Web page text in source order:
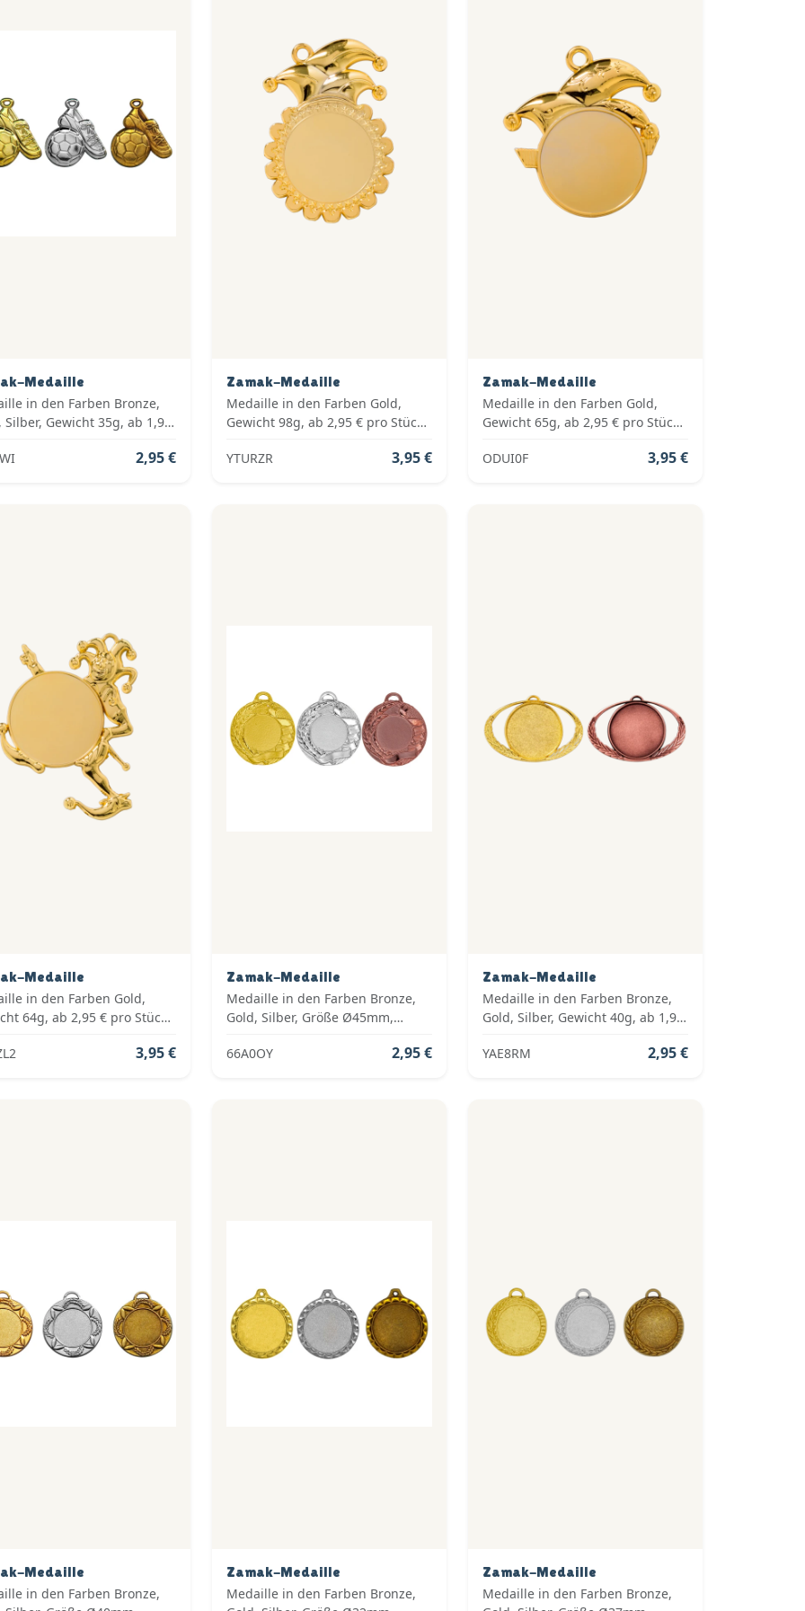
Medaille
in den Farben Bronze,
Silber, Gewicht 35g, ab 1,95
und fertig2,95 €
Zamak-Medaille
Medaille in den Farben Gold,
Gewicht 98g, ab 2,95 € pro Stück
Standardemblem und fertig
YTURZR 3,95 €
Zamak-Medaille
Medaille in den Farben Gold,
Gewicht 65g, ab 2,95 € pro Stück
Standardemblem und fertig
ODUI0F 3,95 €
Medaille
in den Farben Gold,
64g, ab 2,95 € pro Stück
und fertig3,95 €
Zamak-Medaille
Medaille in den Farben Bronze,
Gold, Silber, Größe Ø45mm,
inkl. Medaillenband,
66A0OY 2,95 €
Zamak-Medaille
Medaille in den Farben Bronze,
Gold, Silber, Gewicht 40g, ab 1,95
Standardemblem und fertig
YAE8RM 2,95 €
Medaille
in den Farben Bronze,
Zamak-Medaille
Medaille in den Farben Bronze,
Zamak-Medaille
Medaille in den Farben Bronze,